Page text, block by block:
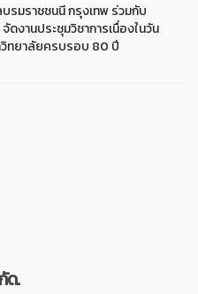
รมราชชนนี กรุงเทพ ร่วมกับ
ดงานประชุมวิชาการเนื่องในวัน
ทยาลัยครบรอบ 80 ปี
ด.